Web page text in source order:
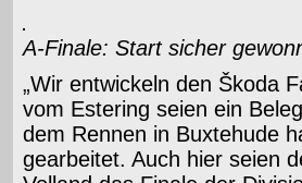
A-Finale: Start sicher
„Wir entwickeln den Škoda
vom Estering seien ein
dem Rennen in Buxtehude
gearbeitet. Auch hier seien